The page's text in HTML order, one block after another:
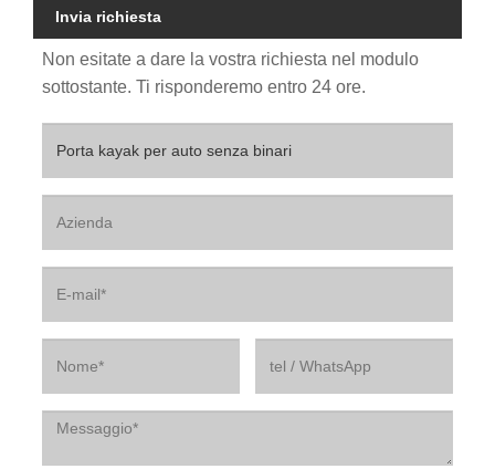
Invia richiesta
Non esitate a dare la vostra richiesta nel modulo
sottostante. Ti risponderemo entro 24 ore.